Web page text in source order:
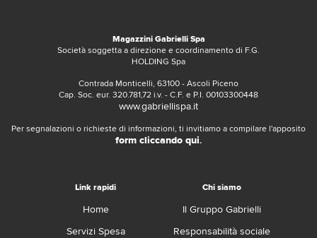
Magazzini Gabrielli Spa
Società soggetta a direzione e coordinamento di F.G.
HOLDING Spa
Contrada Monticelli, 63100 - Ascoli Piceno
Cap. Soc. eur. 320.781,72 i.v. - C.F. e P.I. 00103300448
www.gabriellispa.it
Per segnalazioni o richieste di informazioni, ti invitiamo a compilare l'apposito
form cliccando qui.
Link rapidi
Home
Servizi Spesa
Chi siamo
Il Gruppo Gabrielli
Responsabilità sociale